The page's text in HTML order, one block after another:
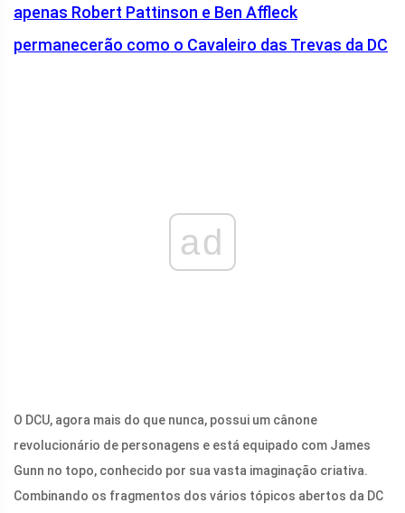
apenas Robert Pattinson e Ben Affleck
permanecerão como o Cavaleiro das Trevas da DC
ad
O DCU, agora mais do que nunca, possui um cânone
revolucionário de personagens e está equipado com James
Gunn no topo, conhecido por sua vasta imaginação criativa.
Combinando os fragmentos dos vários tópicos abertos da DC